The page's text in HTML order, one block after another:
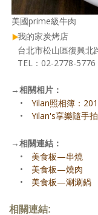
美國prime級牛肉
我的家炭烤店
台北市松山區復興北
TEL：02-2778-5776
→相關相片：
•
Yilan照相簿：
•
Yilan's享樂隨手
→相關連結：
•
美食板—串燒
•
美食板—燒肉
•
美食板—涮涮鍋
相關連結: